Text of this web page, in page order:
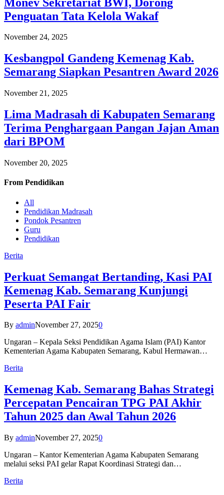
Penguatan Tata Kelola Wakaf
November 24, 2025
Kesbangpol Gandeng Kemenag Kab.
Semarang Siapkan Pesantren Award 2026
November 21, 2025
Lima Madrasah di Kabupaten Semarang
Terima Penghargaan Pangan Jajan Aman
dari BPOM
November 20, 2025
From Pendidikan
All
Pendidikan Madrasah
Pondok Pesantren
Guru
Pendidikan
Berita
Perkuat Semangat Bertanding, Kasi PAI
Kemenag Kab. Semarang Kunjungi
Peserta PAI Fair
By adminNovember 27, 20250
Ungaran – Kepala Seksi Pendidikan Agama Islam (PAI) Kantor
Kementerian Agama Kabupaten Semarang, Kabul Hermawan…
Berita
Kemenag Kab. Semarang Bahas Strategi
Percepatan Pencairan TPG PAI Akhir
Tahun 2025 dan Awal Tahun 2026
By adminNovember 27, 20250
Ungaran – Kantor Kementerian Agama Kabupaten Semarang
melalui seksi PAI gelar Rapat Koordinasi Strategi dan…
Berita